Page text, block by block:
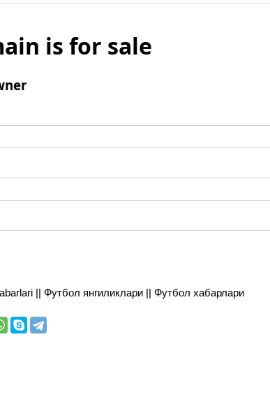
|| Футбол янгиликлари || Футбол хабарлари